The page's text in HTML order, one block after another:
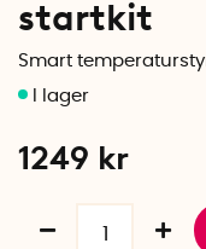
startkit
Smart
1249 kr